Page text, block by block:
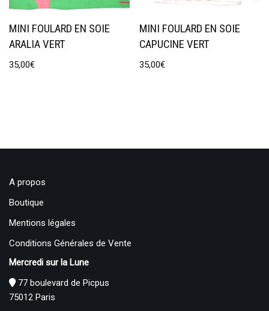
MINI FOULARD EN SOIE
ARALIA VERT
35,00€
MINI FOULARD EN SOIE
CAPUCINE VERT
35,00€
A propos
Boutique
Mentions légales
Conditions Générales de Vente
Mercredi sur la Lune
77 boulevard de Picpus
75012 Paris